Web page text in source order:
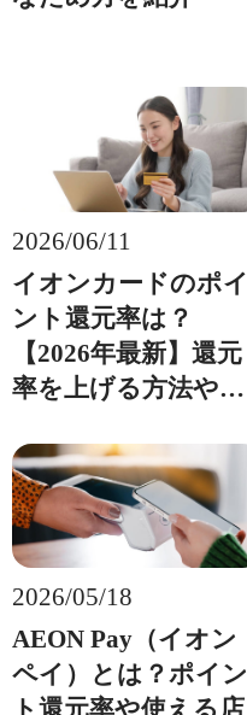
2026/06/11
イオンカードのポイ
ント還元率は？
【2026年最新】還元
率を上げる方法や上
介
2026/05/18
AEON Pay（イオン
ペイ）とは？ポイン
ト還元率や使える店